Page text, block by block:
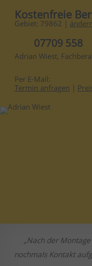
Kostenfreie
Gebiet: 79862 |
07709 558
Adrian Wiest,
Per E-Mail:
Termin anfragen |
Nach der
nochmals Kontakt